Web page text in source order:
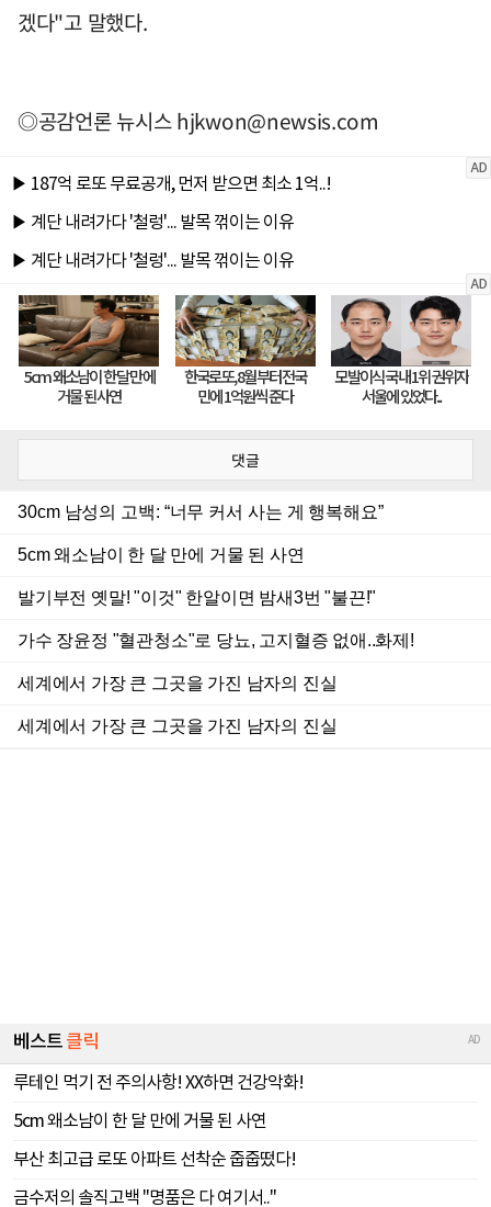
겠다"고 말했다.
◎공감언론 뉴시스hjkwon@newsis.com
댓글